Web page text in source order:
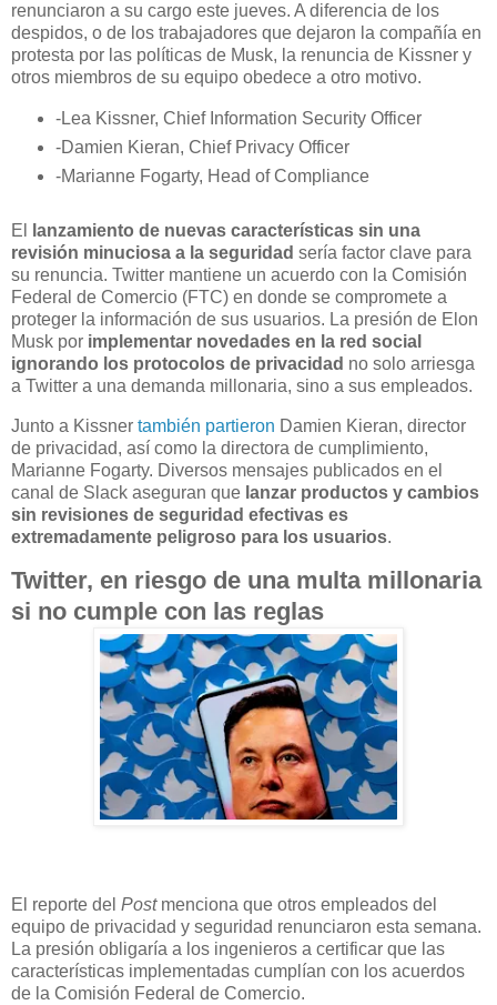
renunciaron a su cargo este jueves. A diferencia de los
despidos, o de los trabajadores que dejaron la compañía en
protesta por las políticas de Musk, la renuncia de Kissner y
otros miembros de su equipo obedece a otro motivo.
-Lea Kissner, Chief Information Security Officer
-Damien Kieran, Chief Privacy Officer
-Marianne Fogarty, Head of Compliance
El
lanzamiento de nuevas características sin una
revisión minuciosa a la seguridad sería factor clave para
su renuncia. Twitter mantiene un acuerdo con la Comisión
Federal de Comercio (FTC) en donde se compromete a
proteger la información de sus usuarios. La presión de Elon
Musk por implementar novedades en la red social
ignorando los protocolos de privacidad no solo arriesga
a Twitter a una demanda millonaria, sino a sus empleados.
Junto a Kissner también partieron Damien Kieran, director
de privacidad, así como la directora de cumplimiento,
Marianne Fogarty. Diversos mensajes publicados en el
canal de Slack aseguran que lanzar productos y cambios
sin revisiones de seguridad efectivas es
extremadamente peligroso para los usuarios.
Twitter, en riesgo de una multa millonaria
si no cumple con las reglas
El reporte del Postmenciona que otros empleados del
equipo de privacidad y seguridad renunciaron esta semana.
La presión obligaría a los ingenieros a certificar que las
características implementadas cumplían con los acuerdos
de la Comisión Federal de Comercio.